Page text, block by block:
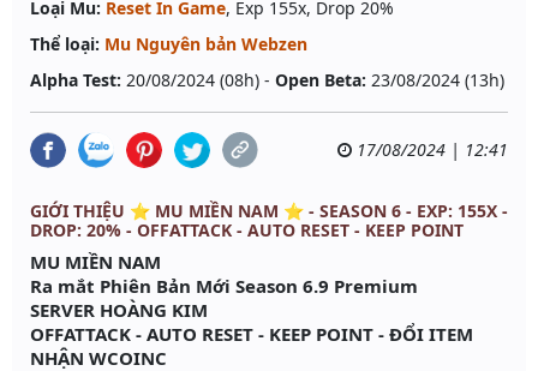
Loại Mu: Reset In Game, Exp 155x, Drop 20%
Thể loại: Mu Nguyên bản Webzen
Alpha Test: 20/08/2024 (08h) - Open Beta: 23/08/2024 (13h)
17/08/2024 | 12:41
GIỚI THIỆU ⭐️ MU MIỀN NAM ⭐ - SEASON 6 - EXP: 155X -
DROP: 20% - OFFATTACK - AUTO RESET - KEEP POINT
MU MIỀN NAM
Ra mắt Phiên Bản Mới Season 6.9 Premium
SERVER HOÀNG KIM
OFFATTACK - AUTO RESET - KEEP POINT - ĐỔI ITEM
NHẬN WCOINC